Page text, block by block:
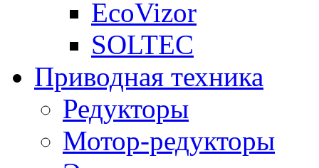
EcoVizor
SOLTEC
Приводная техника
Редукторы
Мотор-редукторы